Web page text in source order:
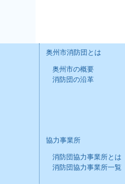
奥州市消防団とは
奥州市の概要
消防団の沿革
協力事業所
消防団協力事業所とは
消防団協力事業所一覧